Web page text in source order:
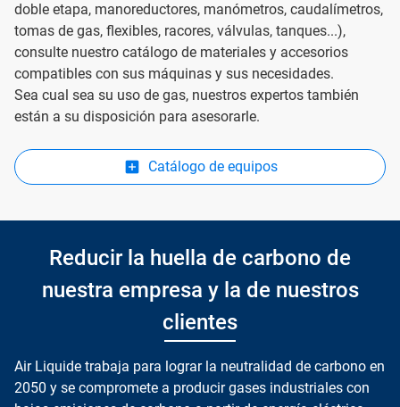
doble etapa, manoreductores, manómetros, caudalímetros,
tomas de gas, flexibles, racores, válvulas, tanques...),
consulte nuestro catálogo de materiales y accesorios
compatibles con sus máquinas y sus necesidades.
Sea cual sea su uso de gas, nuestros expertos también
están a su disposición para asesorarle.
Catálogo de equipos
Reducir la huella de carbono de
nuestra empresa y la de nuestros
clientes
Air Liquide trabaja para lograr la neutralidad de carbono en
2050 y se compromete a producir gases industriales con